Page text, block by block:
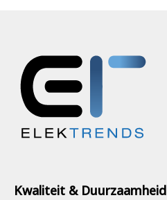
Kwaliteit & Duurzaamheid